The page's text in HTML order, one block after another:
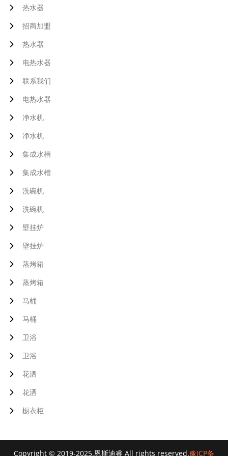
热水器
招商加盟
热水器
电热水器
联系我们
电热水器
净水机
净水机
集成水槽
集成水槽
洗碗机
洗碗机
壁挂炉
壁挂炉
蒸烤箱
蒸烤箱
马桶
马桶
卫浴
卫浴
花洒
花洒
橱衣柜
Copyright © 2019-2025.恩斯迪睿 All rights reserved.豫ICP备